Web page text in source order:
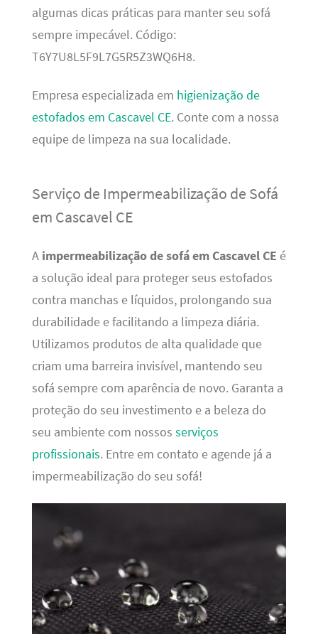
algumas dicas práticas para manter seu sofá
sempre impecável. Código:
T6Y7U8L5F9L7G5R5Z3WQ6H8.
Empresa especializada em higienização de
estofados em Cascavel CE. Conte com a nossa
equipe de limpeza na sua localidade.
Serviço de Impermeabilização de Sofá
em Cascavel CE
A impermeabilização de sofá em Cascavel CE é
a solução ideal para proteger seus estofados
contra manchas e líquidos, prolongando sua
durabilidade e facilitando a limpeza diária.
Utilizamos produtos de alta qualidade que
criam uma barreira invisível, mantendo seu
sofá sempre com aparência de novo. Garanta a
proteção do seu investimento e a beleza do
seu ambiente com nossos serviços
profissionais. Entre em contato e agende já a
impermeabilização do seu sofá!